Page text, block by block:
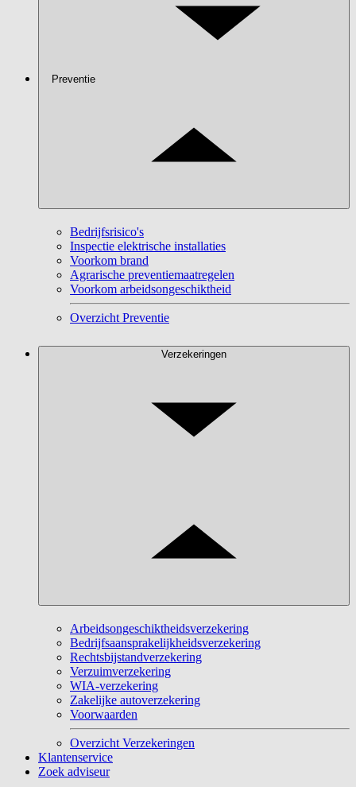
Preventie
Bedrijfsrisico's
Inspectie elektrische installaties
Voorkom brand
Agrarische preventiemaatregelen
Voorkom arbeidsongeschiktheid
Overzicht Preventie
Verzekeringen
Arbeidsongeschiktheidsverzekering
Bedrijfsaansprakelijkheidsverzekering
Rechtsbijstandverzekering
Verzuimverzekering
WIA-verzekering
Zakelijke autoverzekering
Voorwaarden
Overzicht Verzekeringen
Klantenservice
Zoek adviseur